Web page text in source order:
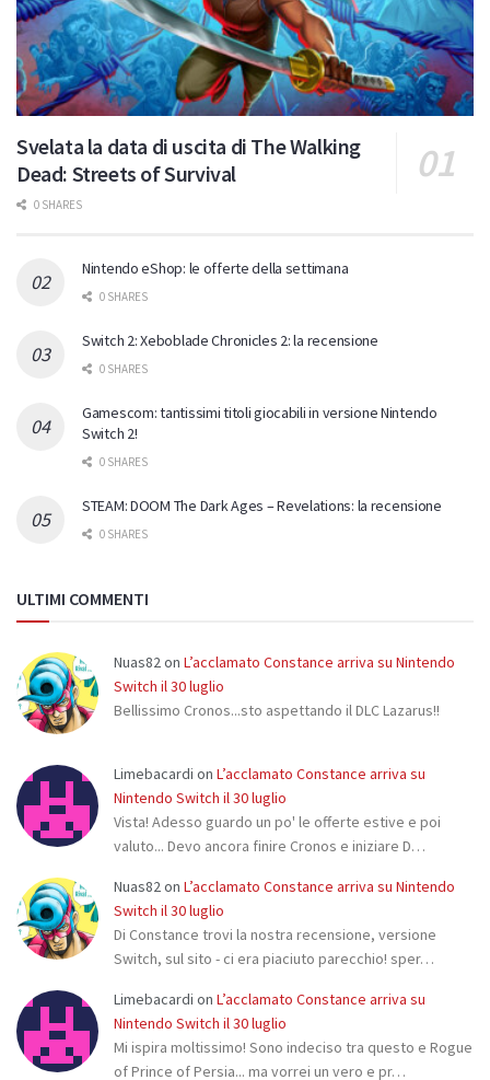
Svelata la data di uscita di The Walking
Dead: Streets of Survival
0 SHARES
Nintendo eShop: le offerte della settimana
0 SHARES
Switch 2: Xeboblade Chronicles 2: la recensione
0 SHARES
Gamescom: tantissimi titoli giocabili in versione Nintendo
Switch 2!
0 SHARES
STEAM: DOOM The Dark Ages – Revelations: la recensione
0 SHARES
ULTIMI COMMENTI
Nuas82 on L’acclamato Constance arriva su Nintendo
Switch il 30 luglio
Bellissimo Cronos...sto aspettando il DLC Lazarus!!
Limebacardi on L’acclamato Constance arriva su
Nintendo Switch il 30 luglio
Vista! Adesso guardo un po' le offerte estive e poi
valuto... Devo ancora finire Cronos e iniziare D…
Nuas82on L’acclamato Constance arriva su Nintendo
Switch il 30 luglio
Di Constance trovi la nostra recensione, versione
Switch, sul sito - ci era piaciuto parecchio! sper…
Limebacardi on L’acclamato Constance arriva su
Nintendo Switch il 30 luglio
Mi ispira moltissimo! Sono indeciso tra questo e Rogue
of Prince of Persia... ma vorrei un vero e pr…